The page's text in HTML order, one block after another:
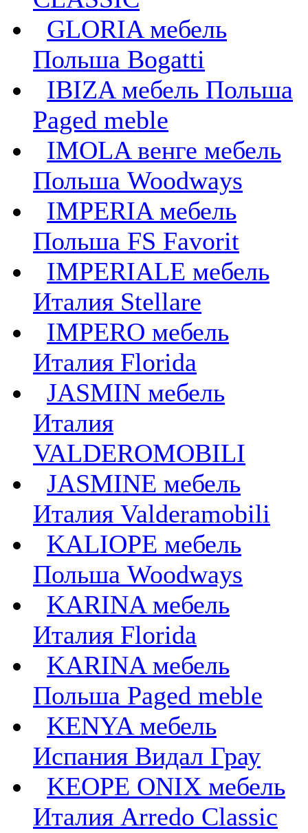
GLORIA мебель
Польша Bogatti
IBIZA мебель Польша
Paged meble
IMOLA венге мебель
Польша Woodways
IMPERIA мебель
Польша FS Favorit
IMPERIALE мебель
Италия Stellare
IMPERO мебель
Италия Florida
JASMIN мебель
Италия
VALDEROMOBILI
JASMINE мебель
Италия Valderamobili
KALIOPE мебель
Польша Woodways
KARINA мебель
Италия Florida
KARINA мебель
Польша Paged meble
KENYA мебель
Испания Видал Грау
KEOPE ONIX мебель
Италия Arredo Classic